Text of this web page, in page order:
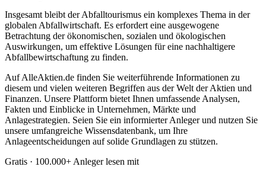
Insgesamt bleibt der Abfalltourismus ein komplexes Thema in der
globalen Abfallwirtschaft. Es erfordert eine ausgewogene
Betrachtung der ökonomischen, sozialen und ökologischen
Auswirkungen, um effektive Lösungen für eine nachhaltigere
Abfallbewirtschaftung zu finden.
Auf AlleAktien.de finden Sie weiterführende Informationen zu
diesem und vielen weiteren Begriffen aus der Welt der Aktien und
Finanzen. Unsere Plattform bietet Ihnen umfassende Analysen,
Fakten und Einblicke in Unternehmen, Märkte und
Anlagestrategien. Seien Sie ein informierter Anleger und nutzen Sie
unsere umfangreiche Wissensdatenbank, um Ihre
Anlageentscheidungen auf solide Grundlagen zu stützen.
Gratis · 100.000+ Anleger lesen mit